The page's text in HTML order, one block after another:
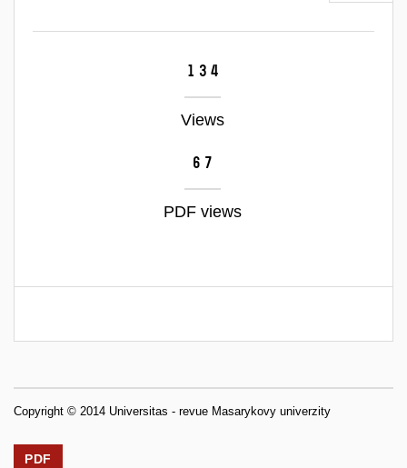
134
Views
67
PDF views
Copyright © 2014 Universitas - revue Masarykovy univerzity
PDF